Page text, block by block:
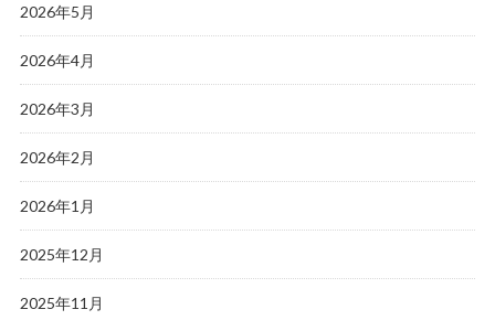
2026年5月
2026年4月
2026年3月
2026年2月
2026年1月
2025年12月
2025年11月